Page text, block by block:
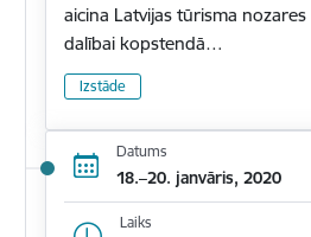
aicina Latvijas tūrisma
dalībai kopstendā…
Izstāde
Datums
18.–20. janvāris, 2020
Laiks